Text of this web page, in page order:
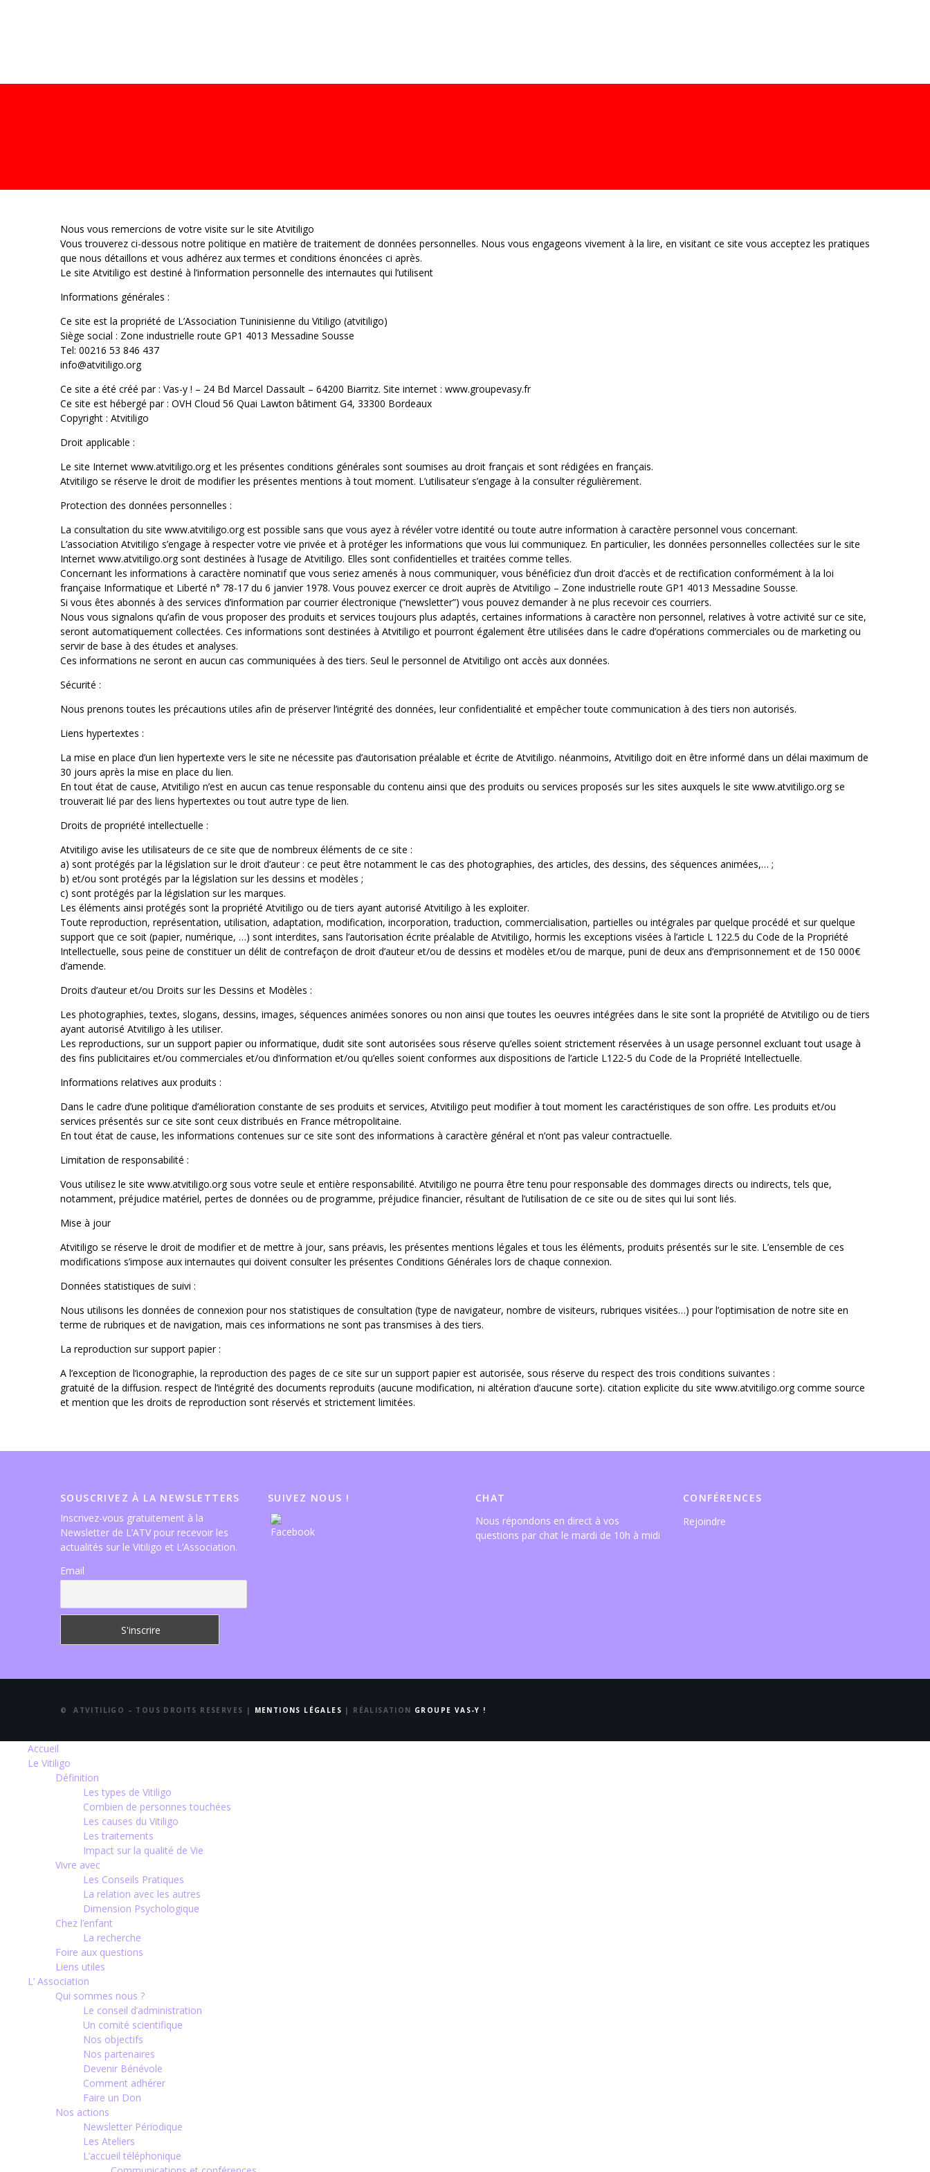
Nous vous remercions de votre visite sur le site Atvitiligo
Vous trouverez ci-dessous notre politique en matière de traitement de données personnelles. Nous vous engageons vivement à la lire, en visitant ce site vous acceptez les pratiques
que nous détaillons et vous adhérez aux termes et conditions énoncées ci après.
Le site Atvitiligo est destiné à l’information personnelle des internautes qui l’utilisent
Informations générales :
Ce site est la propriété de L’Association Tuninisienne du Vitiligo (atvitiligo)
Siège social : Zone industrielle route GP1 4013 Messadine Sousse
Tel: 00216 53 846 437
info@atvitiligo.org
Ce site a été créé par : Vas-y ! – 24 Bd Marcel Dassault – 64200 Biarritz. Site internet : www.groupevasy.fr
Ce site est hébergé par : OVH Cloud 56 Quai Lawton bâtiment G4, 33300 Bordeaux
Copyright : Atvitiligo
Droit applicable :
Le site Internet www.atvitiligo.org et les présentes conditions générales sont soumises au droit français et sont rédigées en français.
Atvitiligo se réserve le droit de modifier les présentes mentions à tout moment. L’utilisateur s’engage à la consulter régulièrement.
Protection des données personnelles :
La consultation du site www.atvitiligo.org est possible sans que vous ayez à révéler votre identité ou toute autre information à caractère personnel vous concernant.
L’association Atvitiligo s’engage à respecter votre vie privée et à protéger les informations que vous lui communiquez. En particulier, les données personnelles collectées sur le site
Internet www.atvitiligo.org sont destinées à l’usage de Atvitiligo. Elles sont confidentielles et traitées comme telles.
Concernant les informations à caractère nominatif que vous seriez amenés à nous communiquer, vous bénéficiez d’un droit d’accès et de rectification conformément à la loi
française Informatique et Liberté n° 78-17 du 6 janvier 1978. Vous pouvez exercer ce droit auprès de Atvitiligo – Zone industrielle route GP1 4013 Messadine Sousse.
Si vous êtes abonnés à des services d’information par courrier électronique (“newsletter”) vous pouvez demander à ne plus recevoir ces courriers.
Nous vous signalons qu’afin de vous proposer des produits et services toujours plus adaptés, certaines informations à caractère non personnel, relatives à votre activité sur ce site,
seront automatiquement collectées. Ces informations sont destinées à Atvitiligo et pourront également être utilisées dans le cadre d’opérations commerciales ou de marketing ou
servir de base à des études et analyses.
Ces informations ne seront en aucun cas communiquées à des tiers. Seul le personnel de Atvitiligo ont accès aux données.
Sécurité :
Nous prenons toutes les précautions utiles afin de préserver l’intégrité des données, leur confidentialité et empêcher toute communication à des tiers non autorisés.
Liens hypertextes :
La mise en place d’un lien hypertexte vers le site ne nécessite pas d’autorisation préalable et écrite de Atvitiligo. néanmoins, Atvitiligo doit en être informé dans un délai maximum de
30 jours après la mise en place du lien.
En tout état de cause, Atvitiligo n’est en aucun cas tenue responsable du contenu ainsi que des produits ou services proposés sur les sites auxquels le site www.atvitiligo.org se
trouverait lié par des liens hypertextes ou tout autre type de lien.
Droits de propriété intellectuelle :
Atvitiligo avise les utilisateurs de ce site que de nombreux éléments de ce site :
a) sont protégés par la législation sur le droit d’auteur : ce peut être notamment le cas des photographies, des articles, des dessins, des séquences animées,… ;
b) et/ou sont protégés par la législation sur les dessins et modèles ;
c) sont protégés par la législation sur les marques.
Les éléments ainsi protégés sont la propriété Atvitiligo ou de tiers ayant autorisé Atvitiligo à les exploiter.
Toute reproduction, représentation, utilisation, adaptation, modification, incorporation, traduction, commercialisation, partielles ou intégrales par quelque procédé et sur quelque
support que ce soit (papier, numérique, …) sont interdites, sans l’autorisation écrite préalable de Atvitiligo, hormis les exceptions visées à l’article L 122.5 du Code de la Propriété
Intellectuelle, sous peine de constituer un délit de contrefaçon de droit d’auteur et/ou de dessins et modèles et/ou de marque, puni de deux ans d’emprisonnement et de 150 000€
d’amende.
Droits d’auteur et/ou Droits sur les Dessins et Modèles :
Les photographies, textes, slogans, dessins, images, séquences animées sonores ou non ainsi que toutes les oeuvres intégrées dans le site sont la propriété de Atvitiligo ou de tiers
ayant autorisé Atvitiligo à les utiliser.
Les reproductions, sur un support papier ou informatique, dudit site sont autorisées sous réserve qu’elles soient strictement réservées à un usage personnel excluant tout usage à
des fins publicitaires et/ou commerciales et/ou d’information et/ou qu’elles soient conformes aux dispositions de l’article L122-5 du Code de la Propriété Intellectuelle.
Informations relatives aux produits :
Dans le cadre d’une politique d’amélioration constante de ses produits et services, Atvitiligo peut modifier à tout moment les caractéristiques de son offre. Les produits et/ou
services présentés sur ce site sont ceux distribués en France métropolitaine.
En tout état de cause, les informations contenues sur ce site sont des informations à caractère général et n’ont pas valeur contractuelle.
Limitation de responsabilité :
Vous utilisez le site www.atvitiligo.org sous votre seule et entière responsabilité. Atvitiligo ne pourra être tenu pour responsable des dommages directs ou indirects, tels que,
notamment, préjudice matériel, pertes de données ou de programme, préjudice financier, résultant de l’utilisation de ce site ou de sites qui lui sont liés.
Mise à jour
Atvitiligo se réserve le droit de modifier et de mettre à jour, sans préavis, les présentes mentions légales et tous les éléments, produits présentés sur le site. L’ensemble de ces
modifications s’impose aux internautes qui doivent consulter les présentes Conditions Générales lors de chaque connexion.
Données statistiques de suivi :
Nous utilisons les données de connexion pour nos statistiques de consultation (type de navigateur, nombre de visiteurs, rubriques visitées…) pour l’optimisation de notre site en
terme de rubriques et de navigation, mais ces informations ne sont pas transmises à des tiers.
La reproduction sur support papier :
A l’exception de l’iconographie, la reproduction des pages de ce site sur un support papier est autorisée, sous réserve du respect des trois conditions suivantes :
gratuité de la diffusion. respect de l’intégrité des documents reproduits (aucune modification, ni altération d’aucune sorte). citation explicite du site www.atvitiligo.org comme source
et mention que les droits de reproduction sont réservés et strictement limitées.
SOUSCRIVEZ À LA NEWSLETTERS
Inscrivez-vous gratuitement à la
Newsletter de L’ATV pour recevoir les
actualités sur le Vitiligo et L’Association.
Email
SUIVEZ NOUS !
CHAT
Nous répondons en direct à vos
questions par chat le mardi de 10h à midi
CONFÉRENCES
Rejoindre
© ATVITILIGO – TOUS DROITS RESERVES | MENTIONS LÉGALES | RÉALISATION GROUPE VAS-Y !
Accueil
Le Vitiligo
Définition
Les types de Vitiligo
Combien de personnes touchées
Les causes du Vitiligo
Les traitements
Impact sur la qualité de Vie
Vivre avec
Les Conseils Pratiques
La relation avec les autres
Dimension Psychologique
Chez l’enfant
La recherche
Foire aux questions
Liens utiles
L’ Association
Qui sommes nous ?
Le conseil d’administration
Un comité scientifique
Nos objectifs
Nos partenaires
Devenir Bénévole
Comment adhérer
Faire un Don
Nos actions
Newsletter Périodique
Les Ateliers
L’accueil téléphonique